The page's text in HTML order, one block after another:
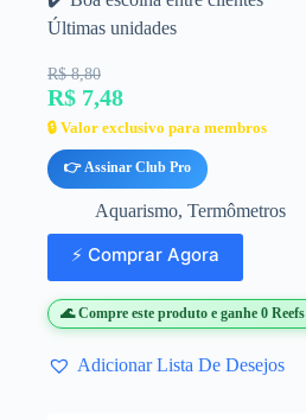
Últimas unidades
R$ 8,80
R$ 7,48
🔒 Valor exclusivo para membros
👉 Assinar Club Pro
Aquarismo, Termômetros
⚡ Comprar Agora
🌊 Compre este produto e ganhe 0 Reefs
Adicionar Lista De Desejos